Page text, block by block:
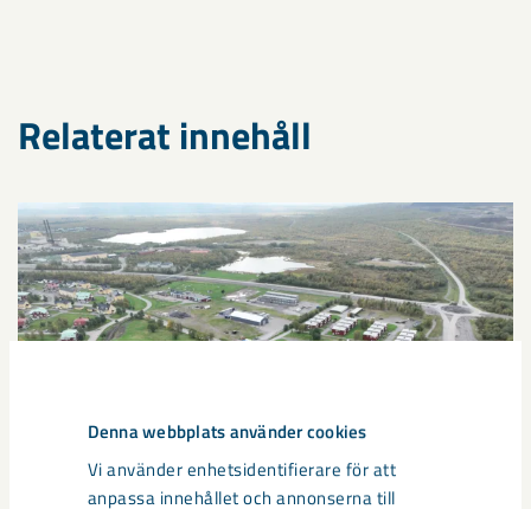
Denna webbplats använder cookies
Vi använder enhetsidentifierare för att
anpassa innehållet och annonserna till
Relaterat innehåll